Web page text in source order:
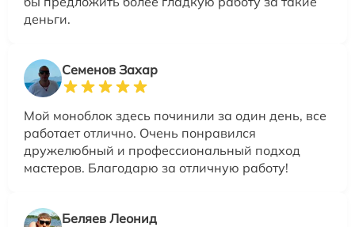
деньги.
Семенов Захар
Мой моноблок здесь починили за один день, все
работает отлично. Очень понравился
дружелюбный и профессиональный подход
мастеров. Благодарю за отличную работу!
Беляев Леонид